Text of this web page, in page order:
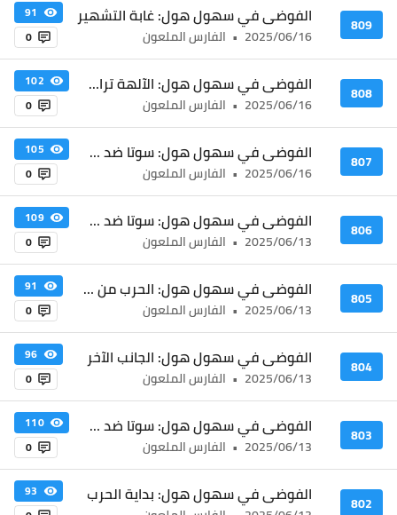
809 الفوضى في سهول هول: غابة التشهير
2025/06/16
• الفارس الملعون
91
0
808 الفوضى في سهول هول: الآلهة تراقب الأرض
2025/06/16
• الفارس الملعون
102
0
807 الفوضى في سهول هول: سوتا ضد درايموند الثالث
2025/06/16
• الفارس الملعون
105
0
806 الفوضى في سهول هول: سوتا ضد درايموند الثاني
2025/06/13
• الفارس الملعون
109
0
805 الفوضى في سهول هول: الحرب من كل جانب
2025/06/13
• الفارس الملعون
91
0
804 الفوضى في سهول هول: الجانب الآخر
2025/06/13
• الفارس الملعون
96
0
803 الفوضى في سهول هول: سوتا ضد درايموند الأول
2025/06/13
• الفارس الملعون
110
0
802 الفوضى في سهول هول: بداية الحرب
93